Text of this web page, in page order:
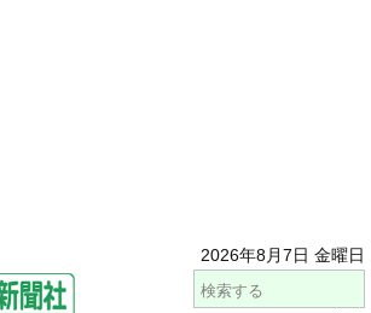
2026年8月7日 金曜日